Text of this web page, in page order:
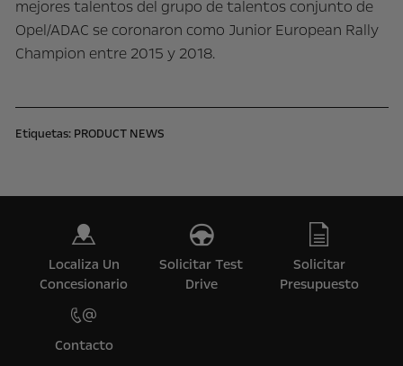
mejores talentos del grupo de talentos conjunto de
Opel/ADAC se coronaron como Junior European Rally
Champion entre 2015 y 2018.
Etiquetas: PRODUCT NEWS
Localiza Un
Concesionario
Solicitar Test
Drive
Solicitar
Presupuesto
Contacto